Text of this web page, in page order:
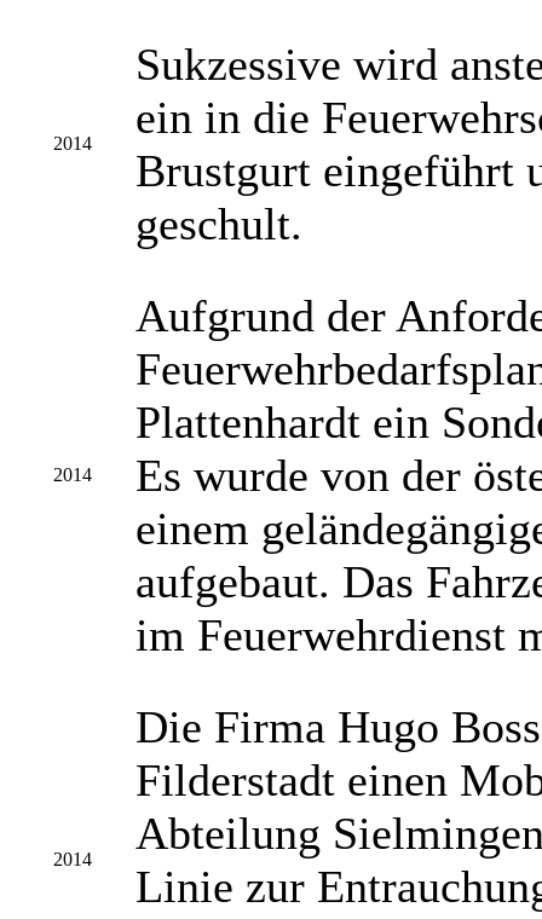
2014
Sukzessive wird
ein in die
Brustgurt eingeführt
geschult.
2014
Aufgrund der
Plattenhardt ein
Es wurde von der
einem
aufgebaut. Das
im Feuerwehrdienst
2014
Die Firma Hugo
Filderstadt einen
Abteilung
Linie zur